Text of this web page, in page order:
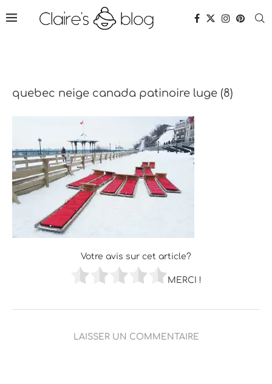
quebec neige canada patinoire luge (8)
Votre avis sur cet article?
MERCI !
LAISSER UN COMMENTAIRE